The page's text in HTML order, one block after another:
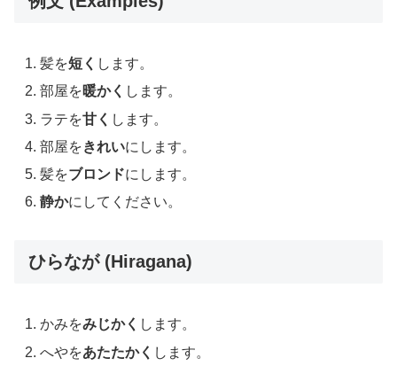
髪を短く します。
部屋を暖かく します。
ラテを甘く します。
部屋をきれいにします。
髪をブロンドにします。
静かにしてください。
ひらなが (Hiragana)
かみをみじかく します。
へやをあたたかく します。